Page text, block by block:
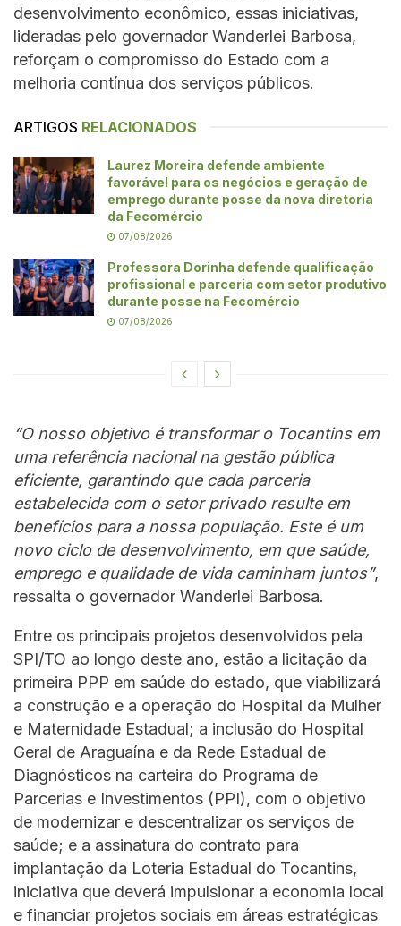
desenvolvimento econômico, essas iniciativas,
lideradas pelo governador Wanderlei Barbosa,
reforçam o compromisso do Estado com a
melhoria contínua dos serviços públicos.
ARTIGOS RELACIONADOS
Laurez Moreira defende ambiente
favorável para os negócios e geração de
emprego durante posse da nova diretoria
da Fecomércio
07/08/2026
Professora Dorinha defende qualificação
profissional e parceria com setor produtivo
durante posse na Fecomércio
07/08/2026
“O nosso objetivo é transformar o Tocantins em
uma referência nacional na gestão pública
eficiente, garantindo que cada parceria
estabelecida com o setor privado resulte em
benefícios para a nossa população. Este é um
novo ciclo de desenvolvimento, em que saúde,
emprego e qualidade de vida caminham juntos”,
ressalta o governador Wanderlei Barbosa.
Entre os principais projetos desenvolvidos pela
SPI/TO ao longo deste ano, estão a licitação da
primeira PPP em saúde do estado, que viabilizará
a construção e a operação do Hospital da Mulher
e Maternidade Estadual; a inclusão do Hospital
Geral de Araguaína e da Rede Estadual de
Diagnósticos na carteira do Programa de
Parcerias e Investimentos (PPI), com o objetivo
de modernizar e descentralizar os serviços de
saúde; e a assinatura do contrato para
implantação da Loteria Estadual do Tocantins,
iniciativa que deverá impulsionar a economia local
e financiar projetos sociais em áreas estratégicas